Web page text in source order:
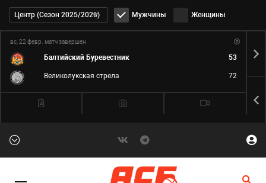
Дивизион:
Центр (Сезон 2025/2026) Мужчины Женщины
вс, 22 февр. матч завершен
Балтийский Буревестник 53
Великолукская стрела 72